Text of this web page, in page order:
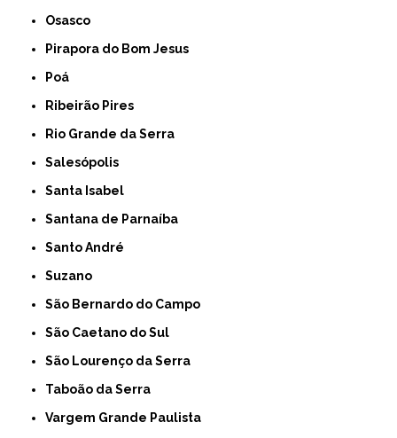
Osasco
Pirapora do Bom Jesus
Poá
Ribeirão Pires
Rio Grande da Serra
Salesópolis
Santa Isabel
Santana de Parnaíba
Santo André
Suzano
São Bernardo do Campo
São Caetano do Sul
São Lourenço da Serra
Taboão da Serra
Vargem Grande Paulista